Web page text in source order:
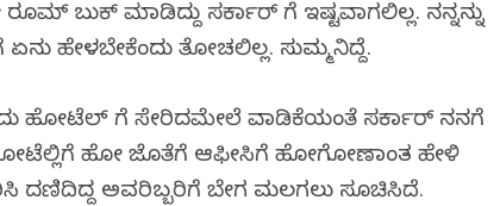
ಬುಕ್ ಮಾಡಿದ್ದು ಸರ್ಕಾರ್ ಗೆ ಇಷ್ಟವಾಗಲಿಲ್ಲ. ನನ್ನನ್ನು
ಹೇಳಬೇಕೆಂದು ತೋಚಲಿಲ್ಲ. ಸುಮ್ಮನಿದ್ದೆ.
ಹೋಟೆಲ್ ಗೆ ಸೇರಿದಮೇಲೆ ವಾಡಿಕೆಯಂತೆ ಸರ್ಕಾರ್ ನನಗೆ
ಹೋಗಿ ಜೊತೆಗೆ ಆಫೀಸಿಗೆ ಹೋಗೋಣಾಂತ ಹೇಳಿ
ದಣಿದಿದ್ದ ಅವರಿಬ್ಬರಿಗೆ ಬೇಗ ಮಲಗಲು ಸೂಚಿಸಿದೆ.